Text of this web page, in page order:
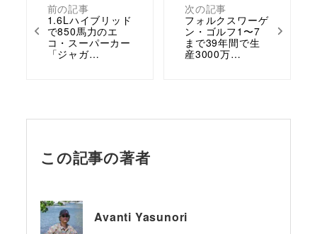
前の記事
1.6Lハイブリッド
で850馬力のエ
コ・スーパーカー
「ジャガ…
次の記事
フォルクスワーゲ
ン・ゴルフ1〜7
まで39年間で生
産3000万…
この記事の著者
Avanti Yasunori